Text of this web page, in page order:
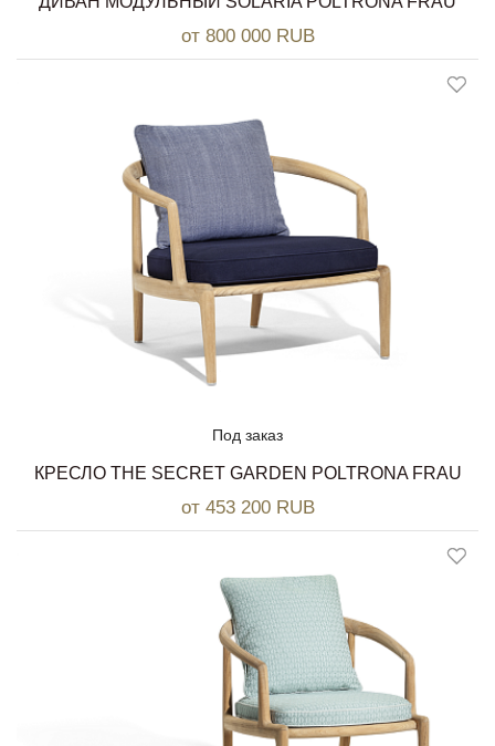
от 800 000 RUB
Под заказ
КРЕСЛО THE SECRET GARDEN POLTRONA FRAU
от 453 200 RUB